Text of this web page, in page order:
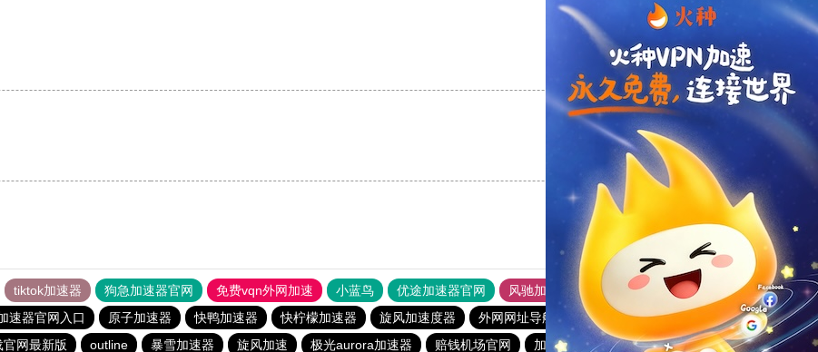
支持 [0] 反对 [0]
支持
tiktok加速器 狗急加速器官网 免费vqn外网加速 小蓝鸟 优途加速器官网 风驰加速器
旋风加速器
速器官网入口 原子加速器 快鸭加速器 快柠檬加速器 旋风加速度器 外网网址导航 软件中心 雷霆加速
狂飙加速器
网最新版 outline 暴雪加速器 旋风加速 极光aurora加速器 赔钱机场官网 加速器旋风 twitter加速器